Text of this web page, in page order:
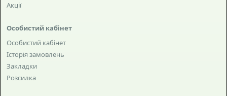
Акції
Особистий кабінет
Особистий кабінет
Історія замовлень
Закладки
Розсилка